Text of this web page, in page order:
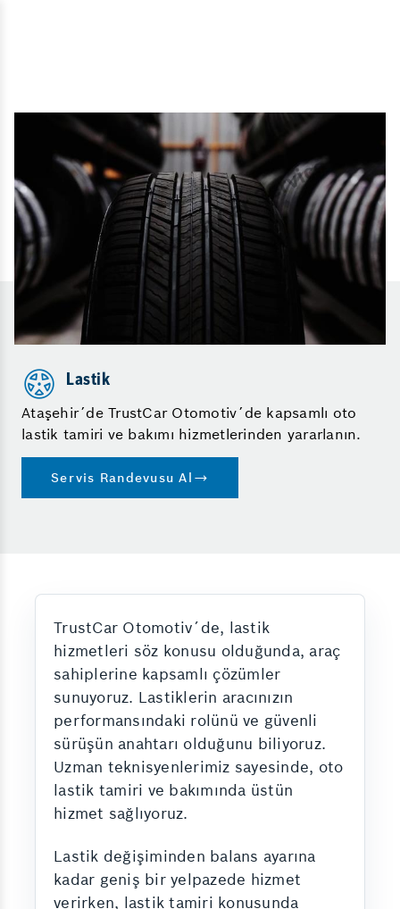
Lastik
Ataşehir´de TrustCar Otomotiv´de kapsamlı oto
lastik tamiri ve bakımı hizmetlerinden yararlanın.
Servis Randevusu Al
TrustCar Otomotiv´de, lastik
hizmetleri söz konusu olduğunda, araç
sahiplerine kapsamlı çözümler
sunuyoruz. Lastiklerin aracınızın
performansındaki rolünü ve güvenli
sürüşün anahtarı olduğunu biliyoruz.
Uzman teknisyenlerimiz sayesinde, oto
lastik tamiri ve bakımında üstün
hizmet sağlıyoruz.
Lastik değişiminden balans ayarına
kadar geniş bir yelpazede hizmet
verirken, lastik tamiri konusunda